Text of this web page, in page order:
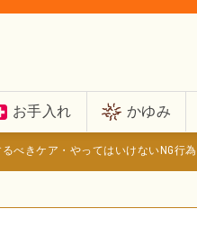
お手入れ かゆみ
べきケア・やってはいけないNG行為